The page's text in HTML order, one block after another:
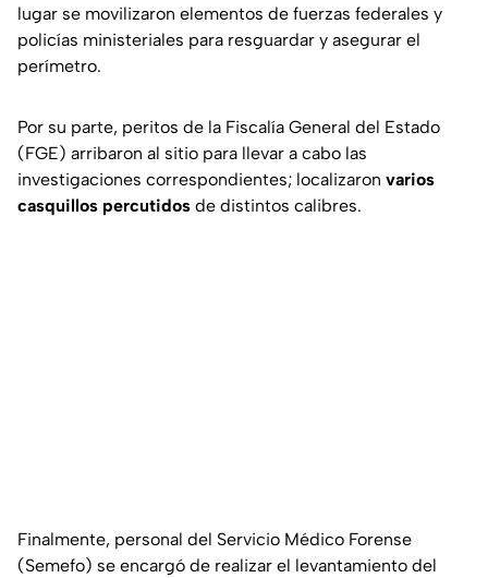
lugar se movilizaron elementos de fuerzas federales y
policías ministeriales para resguardar y asegurar el
perímetro.
Por su parte, peritos de la Fiscalía General del Estado
(FGE) arribaron al sitio para llevar a cabo las
investigaciones correspondientes; localizaron varios
casquillos percutidos de distintos calibres.
Finalmente, personal del Servicio Médico Forense
(Semefo) se encargó de realizar el levantamiento del